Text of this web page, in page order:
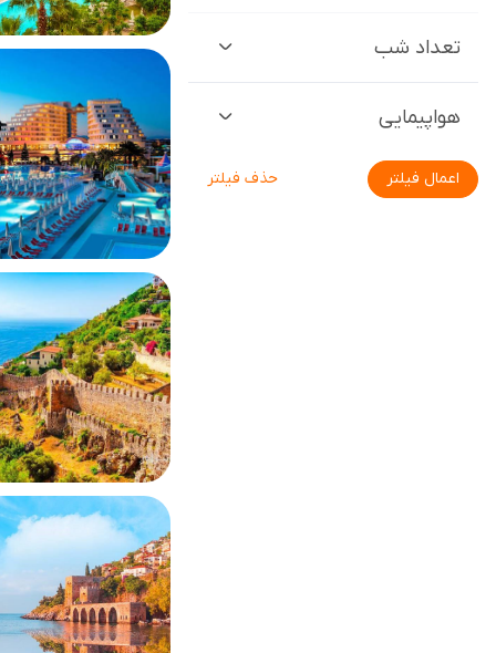
تعداد شب
هواپیمایی
اعمال فیلتر حذف فیلتر